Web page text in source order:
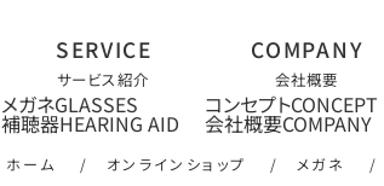
サービス紹介
メガネ
補聴器
会社概要
コンセプト
会社概要
ホーム / オンラインショップ / メガネ